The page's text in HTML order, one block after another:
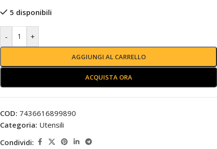
5 disponibili
- +
AGGIUNGI AL CARRELLO
ACQUISTA ORA
COD: 7436616899890
Categoria: Utensili
Condividi: